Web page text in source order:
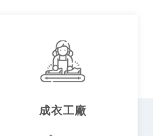
成衣工廠